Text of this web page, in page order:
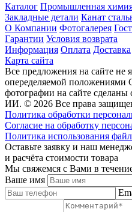
Каталог Промышленная
Закладные детали Канат
О Компании Фотогалерея
Гарантии Условия возврата
Информация Оплата Доставка
Карта сайта
Все предложения на сайте не
опеределяемой положениями
фотографии на сайте
ИИ. © 2026 Все права
Политика обработки
Согласие на обработку
Политика использования
Оставьте заявку и наш
и расчёта стоимости товара
Мы свяжемся с Вами в
Ваше имя